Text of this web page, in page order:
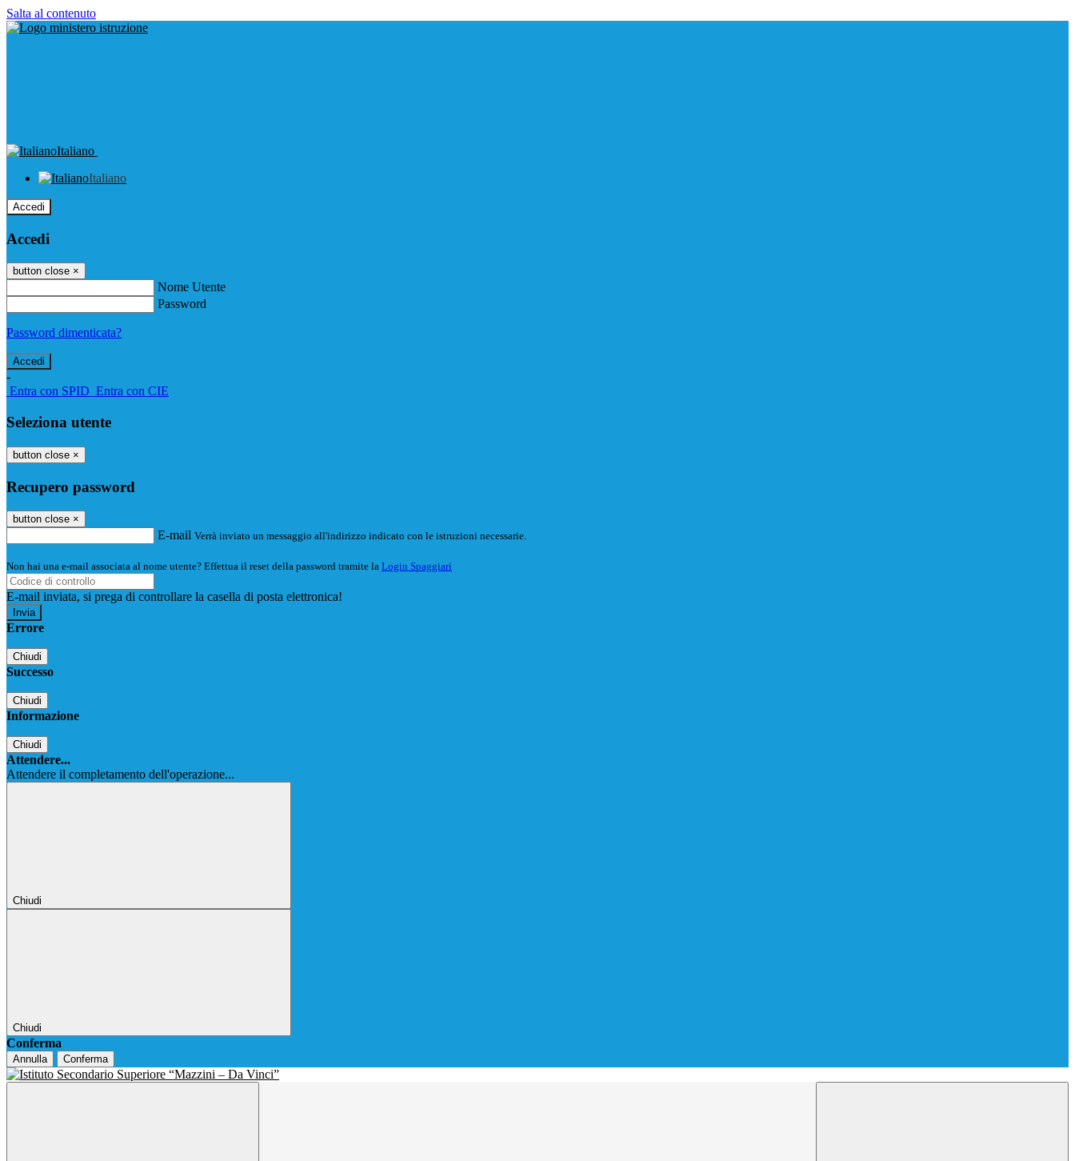
Salta al contenuto
Italiano
Italiano
Accedi
Accedi
button close ×
Nome Utente
Password
Password dimenticata?
-
Entra con SPID Entra con CIE
Seleziona utente
button close ×
Recupero password
button close ×
E-mail Verrà inviato un messaggio all'indirizzo indicato con le istruzioni necessarie.
Non hai una e-mail associata al nome utente? Effettua il reset della password tramite la Login Spaggiari
E-mail inviata, si prega di controllare la casella di posta elettronica!
Errore
Chiudi
Successo
Chiudi
Informazione
Chiudi
Attendere...
Attendere il completamento dell'operazione...
Chiudi
Chiudi
Conferma
Annulla Conferma